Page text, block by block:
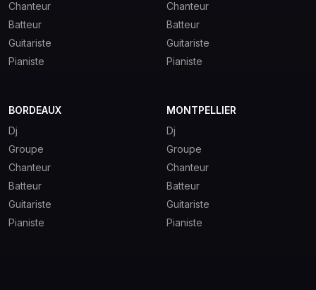
Chanteur
Batteur
Guitariste
Pianiste
Chanteur
Batteur
Guitariste
Pianiste
BORDEAUX
Dj
Groupe
Chanteur
Batteur
Guitariste
Pianiste
MONTPELLIER
Dj
Groupe
Chanteur
Batteur
Guitariste
Pianiste